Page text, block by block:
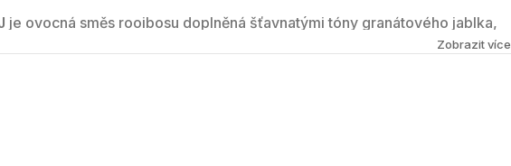
je ovocná směs rooibosu doplněná šťavnatými tóny granátového jablka,
Nálev je jemný, přirozeně nasládlý a příjemně svěží – ideální proZobrazit více